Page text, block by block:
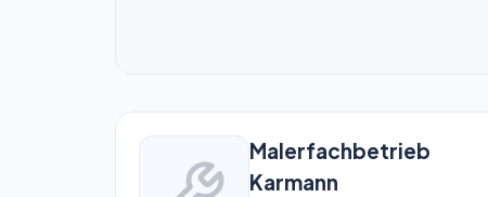
Malerfachbetrieb
Karmann